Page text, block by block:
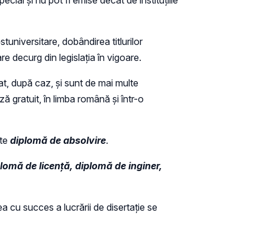
dobândirea titlurilor
decurg din legislația în vigoare.
după caz, și sunt de mai multe
gratuit, în limba română și într-o
diplomă de absolvire.
de licență, diplomă de inginer,
cu succes a lucrării de disertație se